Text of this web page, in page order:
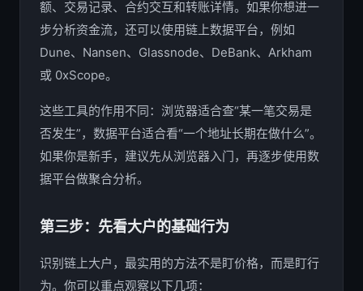
额、交易记录、合约交互和转账详情。如果你想进一
步分析资金流，还可以使用链上数据平台，例如
Dune、Nansen、Glassnode、DeBank、Arkham
或 0xScope。
这些工具的作用不同：浏览器适合查“某一笔交易是
否发生”，数据平台适合看“一个地址长期在做什么”。
如果你是新手，建议先从浏览器入门，再逐步使用数
据平台做聚合分析。
第三步：先看大户的基础行为
识别链上大户，最实用的方法不是盯价格，而是盯行
为。你可以重点观察以下几项：